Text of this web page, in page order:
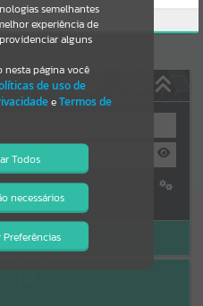
Senha
SEM LOGIN
semelhantes
experiência de
alguns
página você
de uso de
eTermos de
Todos
necessários
recursos
não estar